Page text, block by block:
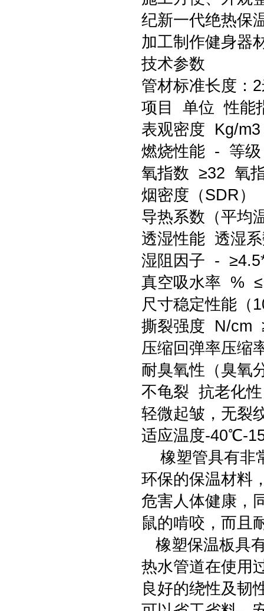
纪新一代绝热保
加工制作健身器
技术参数
管材标准长度：
项目 单位 性
表观密度 Kg/
燃烧性能 - 等
氧指数 ≥32 氧
烟密度（SDR
导热系数（平
透湿性能 透湿
湿阻因子 -
真空吸水率 %
尺寸稳定性能
撕裂强度 N/
压缩回弹率压
耐臭氧性（臭
不龟裂 抗老化
轻微起皱，无
适应温度-40℃-
橡塑管具有非
环保的保温材料
危害人体健康，
鼠的啃咬，而且
橡塑保温板具
热水管道在使用
良好的绕性及韧